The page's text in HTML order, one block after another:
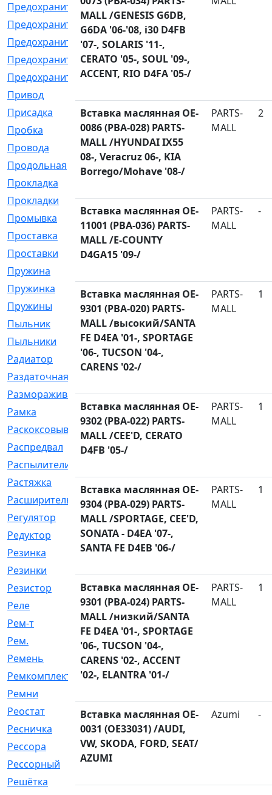
Предохранитель
[32]
Предохранитель_б
[18]
Предохранитель_м
[21]
Предохранитель_фл.[13]
Предохранительная
[2]
Привод
Присадка
[2]
Пробка
[1]
Провода
[231]
Продольная
[1]
Прокладка
Прокладки
[25]
Промывка
[13]
Проставка
[58]
Проставки
[38]
Пружина
Пружинка
[1]
Пружины
[326]
Пыльник
[1202]
Пыльники
[5]
Радиатор
[916]
Раздаточная
Размораживатель
[1]
Рамка
[29]
Раскоксовывание
[4]
Распредвал
[41]
Распылители
Растяжка
Расширительный
[9]
Регулятор
[5]
Редуктор
[17]
Резинка
[15]
Резинки
Резистор
[1]
Реле
[20]
Рем-т
[7]
Рем.
[2]
Ремень
[2060]
Ремкомплект
[1924]
Ремни
Реостат
[1]
Ресничка
[25]
Рессора
[51]
Рессорный
[107]
Решётка
[101]
MALL /GENESIS G6DB,
G6DA '06-'08, i30 D4FB
'07-, SOLARIS '11-,
CERATO '05-, SOUL '09-,
ACCENT, RIO D4FA '05-/
Вставка маслянная OE-
0086 (PBA-028) PARTS-
MALL /HYUNDAI IX55
08-, Veracruz 06-, KIA
Borrego/Mohave '08-/
PARTS-
MALL
2
Вставка маслянная OE-
11001 (PBA-036) PARTS-
MALL /E-COUNTY
D4GA15 '09-/
PARTS-
MALL
-
Вставка маслянная OE-
9301 (PBA-020) PARTS-
MALL /высокий/SANTA
FE D4EA '01-, SPORTAGE
'06-, TUCSON '04-,
CARENS '02-/
PARTS-
MALL
1
Вставка маслянная OE-
9302 (PBA-022) PARTS-
MALL /CEE'D, CERATO
D4FB '05-/
PARTS-
MALL
1
Вставка маслянная OE-
9304 (PBA-029) PARTS-
MALL /SPORTAGE, CEE'D,
SONATA - D4EA '07-,
SANTA FE D4EB '06-/
PARTS-
MALL
1
Вставка маслянная OE-
9301 (PBA-024) PARTS-
MALL /низкий/SANTA
FE D4EA '01-, SPORTAGE
'06-, TUCSON '04-,
CARENS '02-, ACCENT
'02-, ELANTRA '01-/
PARTS-
MALL
1
Вставка маслянная OE-
0031 (OE33031) /AUDI,
VW, SKODA, FORD, SEAT/
AZUMI
Azumi -